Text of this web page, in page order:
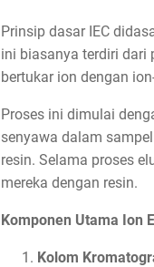
Prinsip dasar IEC
ini biasanya terdiri dari
bertukar ion dengan
Proses ini dimulai
senyawa dalam
resin. Selama proses
mereka dengan resin.
Komponen Utama Ion
Kolom